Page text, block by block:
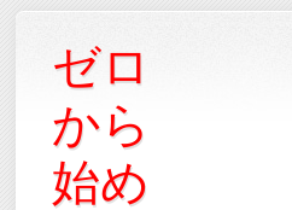
ゼロ
から
始め